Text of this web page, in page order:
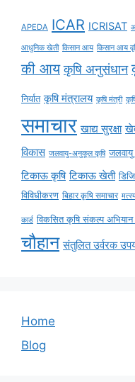
APEDA ICAR ICRISAT
आधुनिक खेती किसान आय किसान आय
की आय कृषि अनुसंधान
निर्यात कृषि मंत्रालय कृषि मंत्री
समाचार खाद्य सुरक्षा
विकास जलवायु-अनुकूल कृषि जलवायु
टिकाऊ कृषि टिकाऊ खेती
विविधीकरण बिहार कृषि समाचार
कार्ड विकसित कृषि संकल्प
चौहान संतुलित उर्वरक
Home
Blog